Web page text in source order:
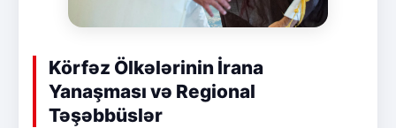
Körfəz Ölkələrinin İrana
Yanaşması və Regional
Təşəbbüslər